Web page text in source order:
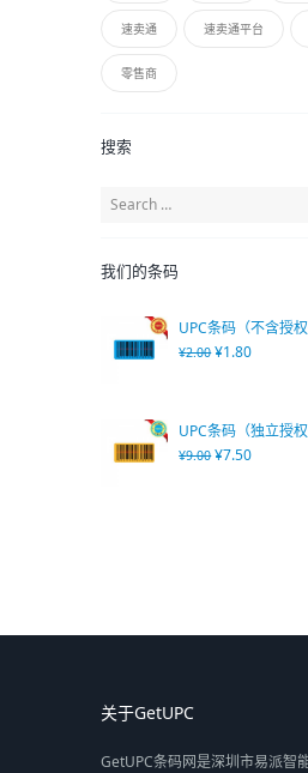
速卖通 速卖通平台
零售商
搜索
我们的条码
UPC条码（不含授
¥2.00 ¥1.80
UPC条码（独立授
¥9.00 ¥7.50
关于GetUPC
GetUPC条码网是深圳市易派智